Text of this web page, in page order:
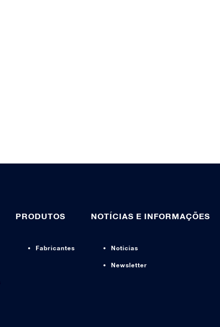
PRODUTOS
Fabricantes
NOTÍCIAS E INFORMAÇÕES
Noticias
Newsletter